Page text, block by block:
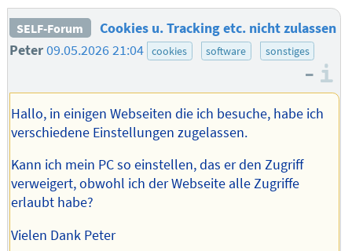
SELF-Forum
Cookies u. Tracking etc. nicht zulassen
Peter09.05.2026 21:04 cookies software sonstiges
–
Hallo, in einigen Webseiten die ich besuche, habe ich
verschiedene Einstellungen zugelassen.
Kann ich mein PC so einstellen, das er den Zugriff
verweigert, obwohl ich der Webseite alle Zugriffe
erlaubt habe?
Vielen Dank Peter